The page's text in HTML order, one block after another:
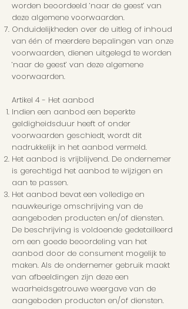
worden beoordeeld ‘naar de geest’ van
deze algemene voorwaarden.
Onduidelijkheden over de uitleg of inhoud
van één of meerdere bepalingen van onze
voorwaarden, dienen uitgelegd te worden
‘naar de geest’ van deze algemene
voorwaarden.
Artikel 4 - Het aanbod
Indien een aanbod een beperkte
geldigheidsduur heeft of onder
voorwaarden geschiedt, wordt dit
nadrukkelijk in het aanbod vermeld.
Het aanbod is vrijblijvend. De ondernemer
is gerechtigd het aanbod te wijzigen en
aan te passen.
Het aanbod bevat een volledige en
nauwkeurige omschrijving van de
aangeboden producten en/of diensten.
De beschrijving is voldoende gedetailleerd
om een goede beoordeling van het
aanbod door de consument mogelijk te
maken. Als de ondernemer gebruik maakt
van afbeeldingen zijn deze een
waarheidsgetrouwe weergave van de
aangeboden producten en/of diensten.